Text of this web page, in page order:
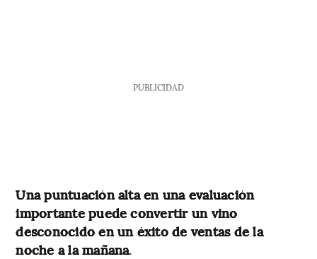
PUBLICIDAD
Una puntuación alta en una evaluación
importante puede convertir un vino
desconocido en un éxito de ventas de la
noche a la mañana.